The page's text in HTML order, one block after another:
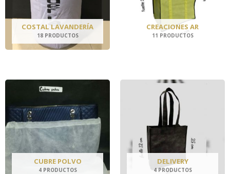
COSTAL LAVANDERÍA
18 PRODUCTOS
CREACIONES AR
11 PRODUCTOS
CUBRE POLVO
4 PRODUCTOS
DELIVERY
4 PRODUCTOS